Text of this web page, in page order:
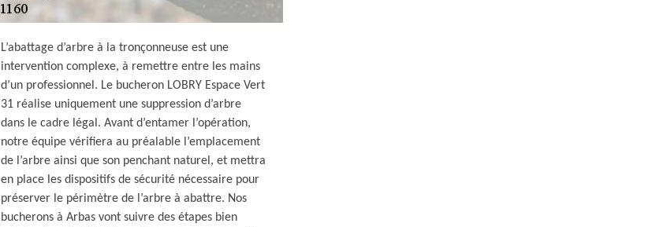
L’abattage d’arbre à la tronçonneuse est une
intervention complexe, à remettre entre les mains
d’un professionnel. Le bucheron LOBRY Espace Vert
31 réalise uniquement une suppression d’arbre
dans le cadre légal. Avant d’entamer l’opération,
notre équipe vérifiera au préalable l’emplacement
de l’arbre ainsi que son penchant naturel, et mettra
en place les dispositifs de sécurité nécessaire pour
préserver le périmètre de l’arbre à abattre. Nos
bucherons à Arbas vont suivre des étapes bien